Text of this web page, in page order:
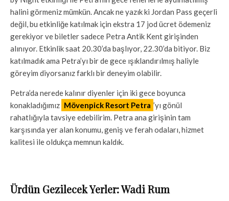
halini görmeniz mümkün. Ancak ne yazık ki Jordan Pass geçerli
değil, bu etkinliğe katılmak için ekstra 17 jod ücret ödemeniz
gerekiyor ve biletler sadece Petra Antik Kent girişinden
alınıyor. Etkinlik saat 20.30’da başlıyor, 22.30’da bitiyor. Biz
katılmadık ama Petra’yı bir de gece ışıklandırılmış haliyle
göreyim diyorsanız farklı bir deneyim olabilir.
Petra’da nerede kalınır diyenler için iki gece boyunca
konakladığımız Mövenpick Resort Petra ’yı gönül
rahatlığıyla tavsiye edebilirim. Petra ana girişinin tam
karşısında yer alan konumu, geniş ve ferah odaları, hizmet
kalitesi ile oldukça memnun kaldık.
Ürdün Gezilecek Yerler: Wadi Rum